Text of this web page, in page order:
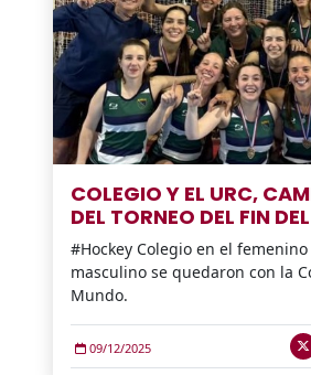
COLEGIO Y EL URC,
DEL TORNEO DEL FIN
#Hockey Colegio en el femenino
masculino se quedaron con la
Mundo.
09/12/2025